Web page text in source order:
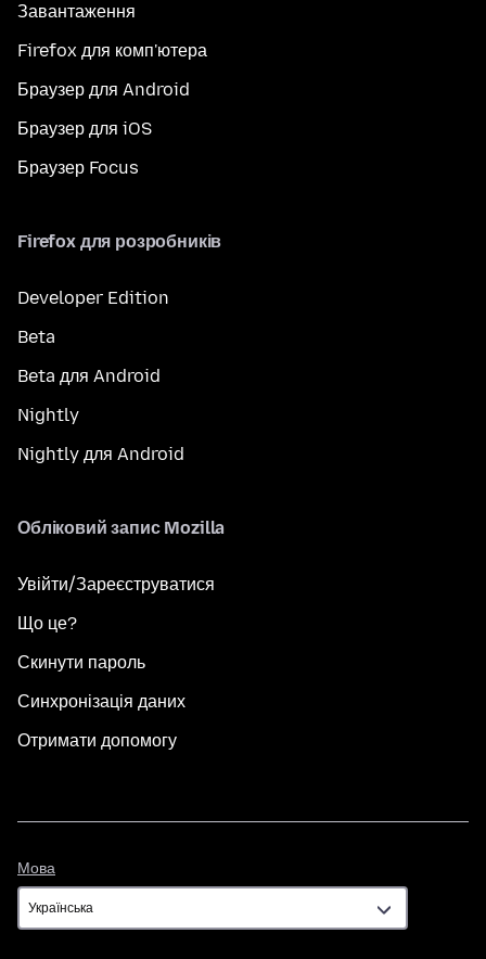
Завантаження
Firefox для комп'ютера
Браузер для Android
Браузер для iOS
Браузер Focus
Firefox для розробників
Developer Edition
Beta
Beta для Android
Nightly
Nightly для Android
Обліковий запис Mozilla
Увійти/Зареєструватися
Що це?
Скинути пароль
Синхронізація даних
Отримати допомогу
Мова